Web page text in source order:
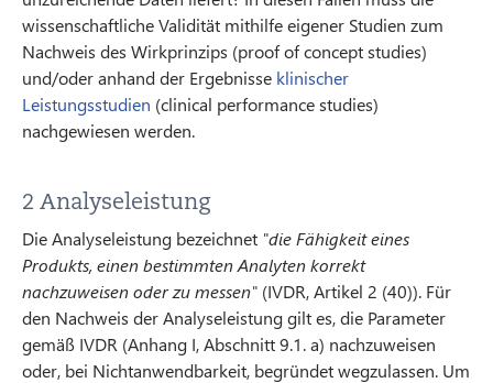
wissenschaftliche Validität mithilfe eigener Studien zum
Nachweis des Wirkprinzips (proof of concept studies)
und/oder anhand der Ergebnisse klinischer
Leistungsstudien (clinical performance studies)
nachgewiesen werden.
2 Analyseleistung
Die Analyseleistung bezeichnet "die Fähigkeit eines
Produkts, einen bestimmten Analyten korrekt
nachzuweisen oder zu messen" (IVDR, Artikel 2 (40)). Für
den Nachweis der Analyseleistung gilt es, die Parameter
gemäß IVDR (Anhang I, Abschnitt 9.1. a) nachzuweisen
oder, bei Nichtanwendbarkeit, begründet wegzulassen. Um